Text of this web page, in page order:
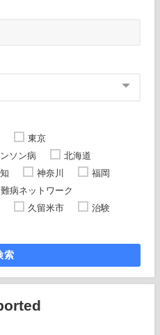
東京
ソン病
北海道
神奈川
福岡
難病ネットワーク
久留米市
治験
索